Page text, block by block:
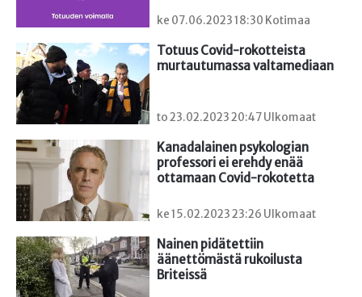
ke 07.06.2023 18:30 Kotimaa
Totuus Covid-rokotteista
murtautumassa valtamediaan
to 23.02.2023 20:47 Ulkomaat
Kanadalainen psykologian
professori ei erehdy enää
ottamaan Covid-rokotetta
ke 15.02.2023 23:26 Ulkomaat
Nainen pidätettiin
äänettömästä rukoilusta
Briteissä